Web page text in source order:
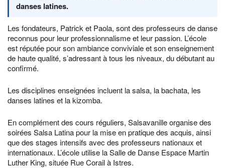
danses latines.
Les fondateurs, Patrick et Paola, sont des professeurs de danse
reconnus pour leur professionnalisme et leur passion. L’école
est réputée pour son ambiance conviviale et son enseignement
de haute qualité, s’adressant à tous les niveaux, du débutant au
confirmé.
Les disciplines enseignées incluent la salsa, la bachata, les
danses latines et la kizomba.
En complément des cours réguliers, Salsavanille organise des
soirées Salsa Latina pour la mise en pratique des acquis, ainsi
que des stages intensifs avec des professeurs nationaux et
internationaux. L’école utilise la Salle de Danse Espace Martin
Luther King, située Rue Corail à Istres.